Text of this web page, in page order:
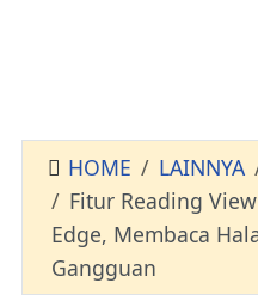
HOME LAINNYA
Fitur Reading
Edge, Membaca
Gangguan